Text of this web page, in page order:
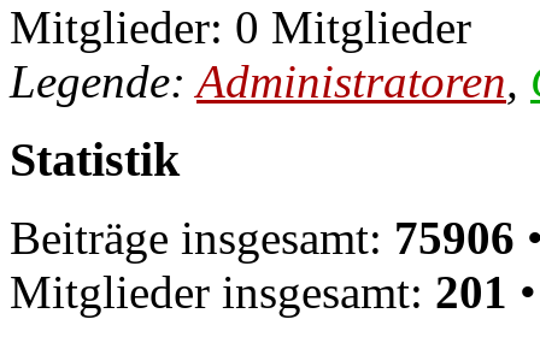
Mitglieder: 0 Mitglieder
Legende:Administratoren,
Statistik
Beiträge insgesamt: 75906
Mitglieder insgesamt: 201